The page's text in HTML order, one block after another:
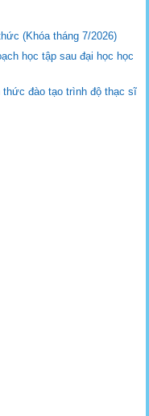
(Khóa tháng 7/2026)
học tập sau đại học học
thức đào tạo trình độ thạc sĩ